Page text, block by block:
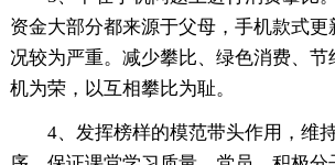
资金大部分都来源于父母，手机款式
况较为严重。减少攀比、绿色消费、
机为荣，以互相攀比为耻。
4、发挥榜样的模范带头作用，维